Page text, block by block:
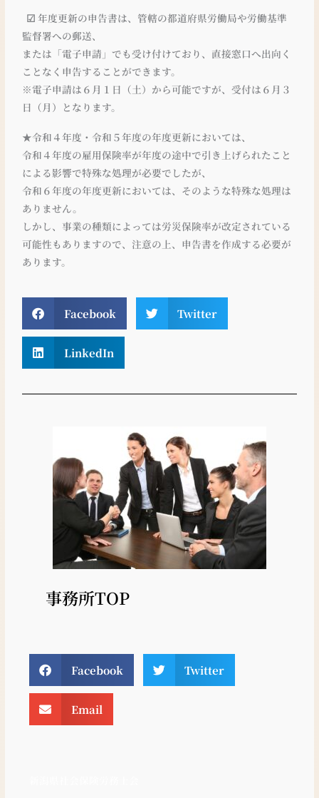
☑ 年度更新の申告書は、管轄の都道府県労働局や労働基準
監督署への郵送、
または「電子申請」でも受け付けており、直接窓口へ出向く
ことなく申告することができます。
※電子申請は６月１日（土）から可能ですが、受付は６月３
日（月）となります。
★令和４年度・令和５年度の年度更新においては、
令和４年度の雇用保険率が年度の途中で引き上げられたこと
による影響で特殊な処理が必要でしたが、
令和６年度の年度更新においては、そのような特殊な処理は
ありません。
しかし、事業の種類によっては労災保険率が改定されている
可能性もありますので、注意の上、申告書を作成する必要が
あります。
Facebook Twitter
LinkedIn
事務所TOP
Facebook Twitter
Email